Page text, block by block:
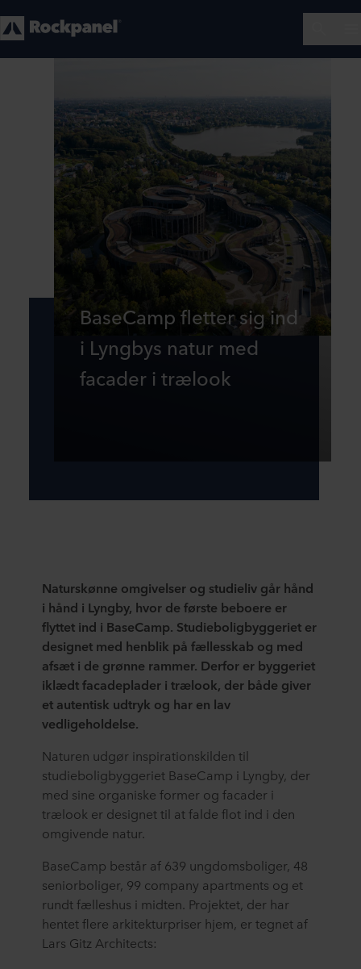
BaseCamp fletter sig ind
i Lyngbys natur med
facader i trælook
Naturskønne omgivelser og studieliv går hånd
i hånd i Lyngby, hvor de første beboere er
flyttet ind i BaseCamp. Studieboligbyggeriet er
designet med henblik på fællesskab og med
afsæt i de grønne rammer. Derfor er byggeriet
iklædt facadeplader i trælook, der både giver
et autentisk udtryk og har en lav
vedligeholdelse.
Naturen udgør inspirationskilden til
studieboligbyggeriet BaseCamp i Lyngby, der
med sine organiske former og facader i
trælook er designet til at falde flot ind i den
omgivende natur.
BaseCamp består af 639 ungdomsboliger, 48
seniorboliger, 99 company apartments og et
rundt fælleshus i midten. Projektet, der har
hentet flere arkitekturpriser hjem, er tegnet af
Lars Gitz Architects: